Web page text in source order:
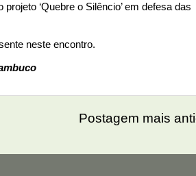
‘Quebre o Silêncio’ em defesa das
neste encontro.
Postagem mais